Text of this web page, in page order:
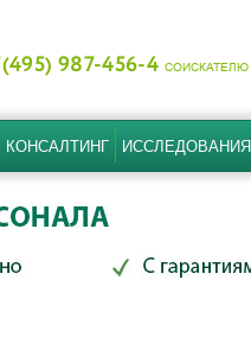
987-456-4 СОИСКАТЕЛЮ
КОНСАЛТИНГ ИССЛЕДОВАНИЯ